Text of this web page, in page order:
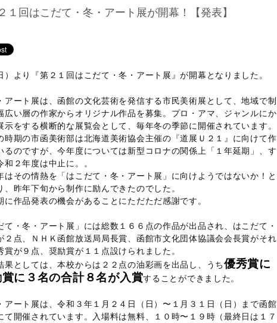
１回はこだて・冬・アート展が開幕！【発表】
）より『第２１回はこだて・冬・アート展』が開幕となりました。
アート展は、函館の文化芸術を発信する市民美術展として、地域で制
広い層の作家からオリジナル作品を募集。プロ・アマ、ジャンルにか
示をする横断的な展覧会として、毎年冬の季節に開催されています。
時期の市函美術部は北海道美術協会主催の『道展Ｕ２１』に向けて作
るのですが、今年度については新型コロナの関係上「１年延期」、す
和２年度は中止に。。
はその情熱を「はこだて・冬・アート展」に向けようではないか！と
、昨年下旬から制作に励んできたのでした。
に作品発表の機会があることにただただ感謝です。
て・冬・アート展」には総数１６６点の作品が出品され、はこだて・
２点、ＮＨＫ函館放送局局長賞、函館市文化団体協議会会長賞がそれ
賞が９点、奨励賞が１１点設けられました。
果としては、本校からは２２点の油彩画を出品し、うち優秀賞に
賞に３名の合計８名が入賞することができました。
アート展は、令和３年１月２４日（日）〜１月３１日（日）まで函館
て開催されています。入場料は無料、１０時〜１９時（最終日は１７